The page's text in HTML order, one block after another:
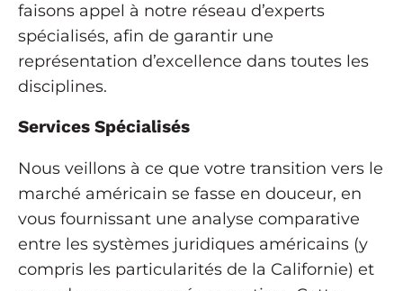
faisons appel à notre réseau d’experts
spécialisés, afin de garantir une
représentation d’excellence dans toutes les
disciplines.
Services Spécialisés
Nous veillons à ce que votre transition vers le
marché américain se fasse en douceur, en
vous fournissant une analyse comparative
entre les systèmes juridiques américains (y
compris les particularités de la Californie) et